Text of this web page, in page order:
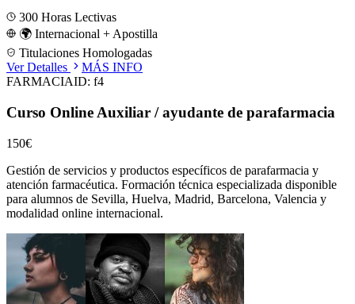
300 Horas Lectivas
🌍 Internacional + Apostilla
Titulaciones Homologadas
Ver Detalles
MÁS INFO
FARMACIAID: f4
Curso Online Auxiliar / ayudante de parafarmacia
150€
Gestión de servicios y productos específicos de parafarmacia y
atención farmacéutica. Formación técnica especializada disponible
para alumnos de Sevilla, Huelva, Madrid, Barcelona, Valencia y
modalidad online internacional.